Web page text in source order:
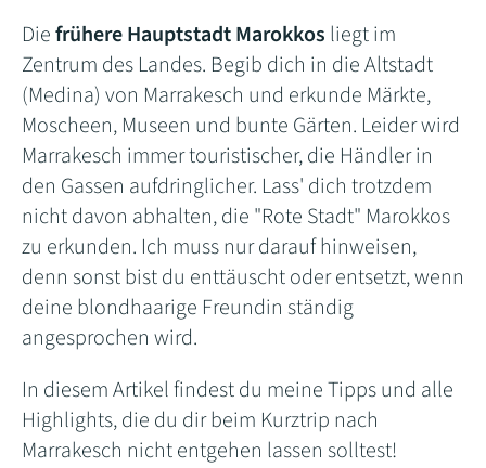
Diefrühere Hauptstadt Marokkos liegt im
Zentrum des Landes. Begib dich in die Altstadt
(Medina) von Marrakesch und erkunde Märkte,
Moscheen, Museen und bunte Gärten. Leider wird
Marrakesch immer touristischer, die Händler in
den Gassen aufdringlicher. Lass' dich trotzdem
nicht davon abhalten, die "Rote Stadt" Marokkos
zu erkunden. Ich muss nur darauf hinweisen,
denn sonst bist du enttäuscht oder entsetzt, wenn
deine blondhaarige Freundin ständig
angesprochen wird.
In diesem Artikel findest du meine Tipps und alle
Highlights, die du dir beim Kurztrip nach
Marrakesch nicht entgehen lassen solltest!